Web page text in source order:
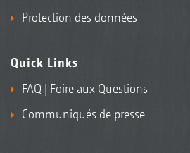
Protection des données
Quick Links
FAQ | Foire aux Questions
Communiqués de presse